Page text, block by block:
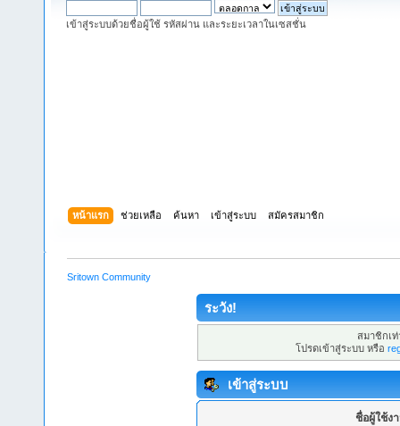
เข้าสู่ระบบด้วยชื่อผู้ใช้ รหัสผ่าน และระยะเวลาในเซสชั่น
หน้าแรก ช่วยเหลือ ค้นหา เข้าสู่ระบบ สมัครสมาชิก
Sritown Community
ระวัง!
สมาชิกเ
โปรดเข้าสู่ระบบ หรือ
เข้าสู่ระบบ
ชื่อผู้ใช้ง